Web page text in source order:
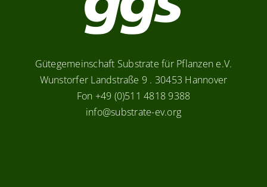
Gütegemeinschaft Substrate für Pflanzen e.V.
Wunstorfer Landstraße 9 . 30453 Hannover
Fon +49 (0)511 4818 9388
info@substrate-ev.org